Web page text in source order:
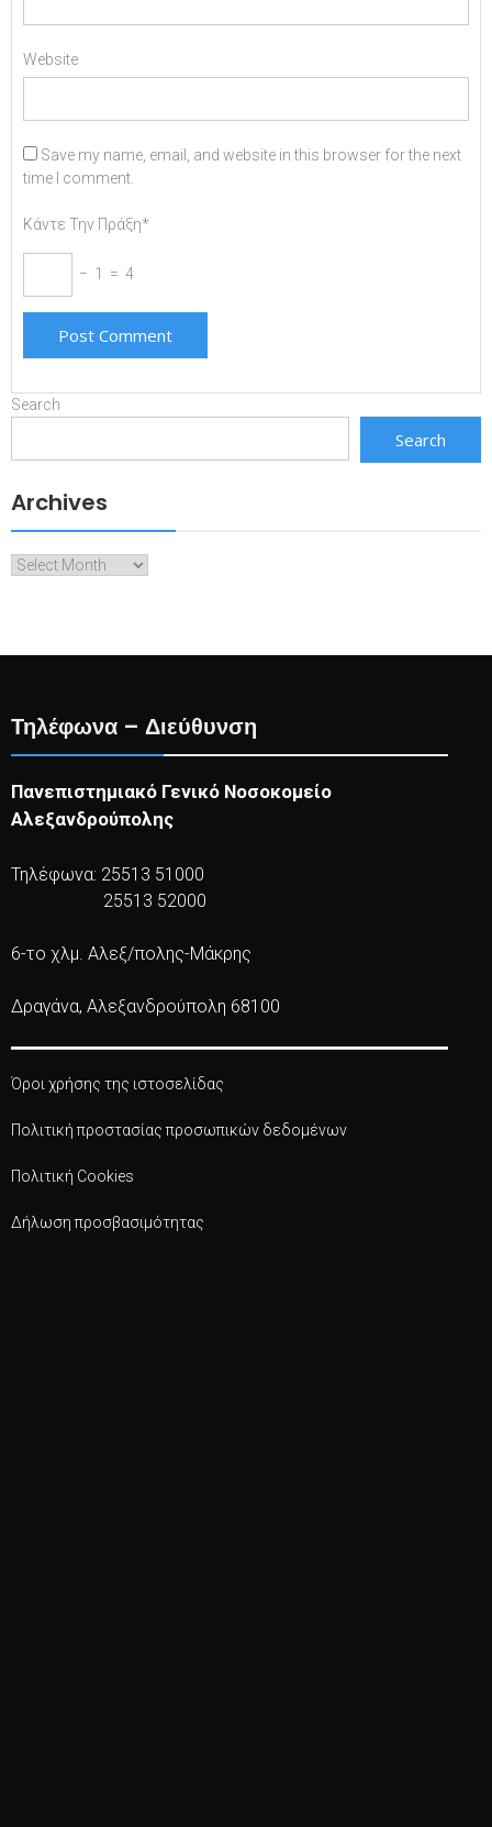
Website
Save my name, email, and website in this browser for the next
time I comment.
Κάντε Την Πράξη*
− 1 = 4
Search
Search
Archives
Archives
Τηλέφωνα – Διεύθυνση
Πανεπιστημιακό Γενικό Νοσοκομείο
Αλεξανδρούπολης
Τηλέφωνα: 25513 51000
25513 52000
6-το χλμ. Αλεξ/πολης-Μάκρης
Δραγάνα, Αλεξανδρούπολη 68100
Όροι χρήσης της ιστοσελίδας
Πολιτική προστασίας προσωπικών δεδομένων
Πολιτική Cookies
Δήλωση προσβασιμότητας